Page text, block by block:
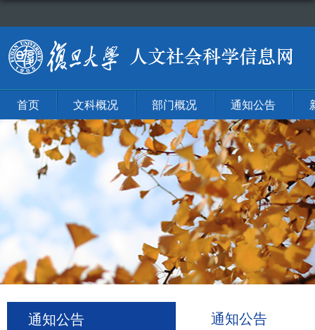
首页 文科概况 部门概况 通知公告
通知公告 通知公告